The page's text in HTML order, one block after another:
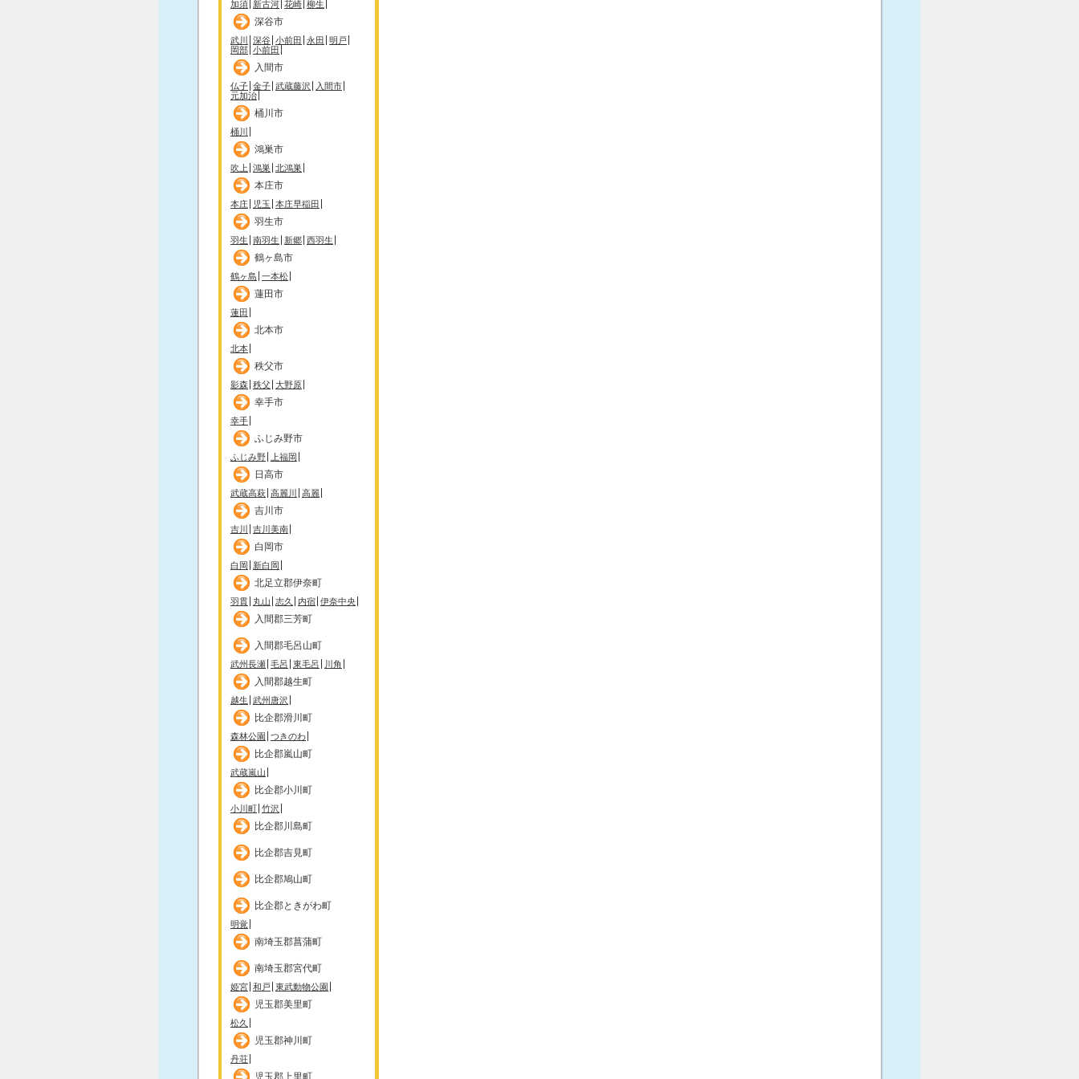
加須 新古河 花崎 柳生
深谷市
武川 深谷 小前田 永田 明戸
岡部 小前田
入間市
仏子 金子 武蔵藤沢
入間市
元加治
桶川市
桶川
鴻巣市
吹上 鴻巣 北鴻巣
本庄市
本庄 児玉 本庄早稲田
羽生市
羽生 南羽生 新郷 西羽生
鶴ヶ島市
鶴ヶ島 一本松
蓮田市
蓮田
北本市
北本
秩父市
影森 秩父 大野原
幸手市
幸手
ふじみ野市
ふじみ野 上福岡
日高市
武蔵高萩 高麗川 高麗
吉川市
吉川 吉川美南
白岡市
白岡 新白岡
北足立郡伊奈町
羽貫 丸山 志久 内宿 伊奈中央
入間郡三芳町
入間郡毛呂山町
武州長瀬 毛呂 東毛呂 川角
入間郡越生町
越生 武州唐沢
比企郡滑川町
森林公園 つきのわ
比企郡嵐山町
武蔵嵐山
比企郡小川町
小川町 竹沢
比企郡川島町
比企郡吉見町
比企郡鳩山町
比企郡ときがわ町
明覚
南埼玉郡菖蒲町
南埼玉郡宮代町
姫宮 和戸 東武動物公園
児玉郡美里町
松久
児玉郡神川町
丹荘
児玉郡上里町